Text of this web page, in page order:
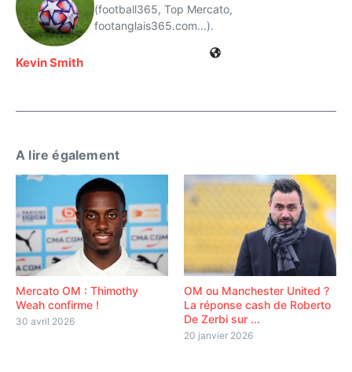
Kevin Smith
(football365, Top Mercato,
footanglais365.com...).
A lire également
Mercato OM : Thimothy
Weah confirme !
30 avril 2026
OM ou Manchester United ?
La réponse cash de Roberto
De Zerbi sur ...
20 janvier 2026